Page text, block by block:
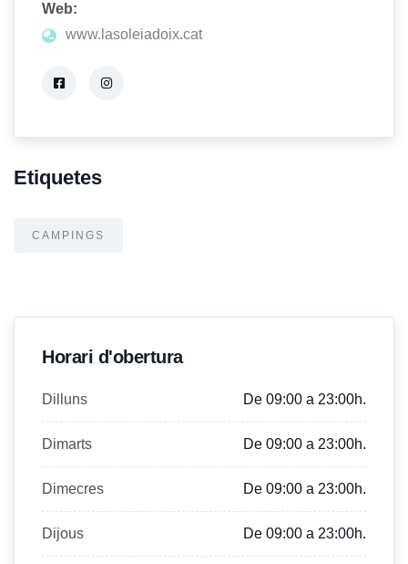
Web:
www.lasoleiadoix.cat
Etiquetes
CAMPINGS
Horari d'obertura
Dilluns De 09:00 a 23:00h.
Dimarts De 09:00 a 23:00h.
Dimecres De 09:00 a 23:00h.
Dijous De 09:00 a 23:00h.